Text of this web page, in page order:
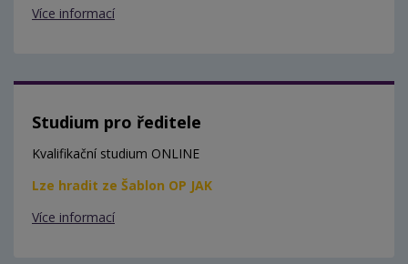
Více informací
Studium pro ředitele
Kvalifikační studium ONLINE
Lze hradit ze Šablon OP JAK
Více informací